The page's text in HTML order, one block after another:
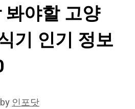
야할 고양
기 인기 정보
by인포닷